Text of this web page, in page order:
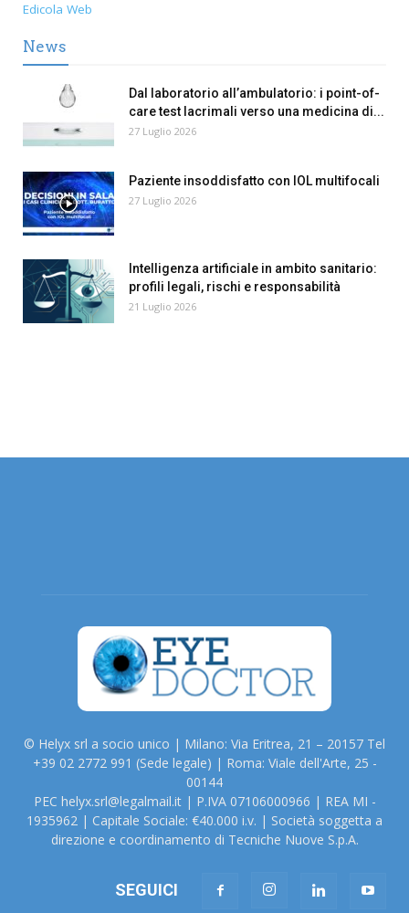
Edicola Web
News
Dal laboratorio all’ambulatorio: i point-of-
care test lacrimali verso una medicina di...
27 Luglio 2026
Paziente insoddisfatto con IOL multifocali
27 Luglio 2026
Intelligenza artificiale in ambito sanitario:
profili legali, rischi e responsabilità
21 Luglio 2026
© Helyx srl a socio unico | Milano: Via Eritrea, 21 – 20157 Tel
+39 02 2772 991 (Sede legale) | Roma: Viale dell'Arte, 25 -
00144
PEC helyx.srl@legalmail.it | P.IVA 07106000966 | REA MI -
1935962 | Capitale Sociale: €40.000 i.v. | Società soggetta a
direzione e coordinamento di Tecniche Nuove S.p.A.
SEGUICI